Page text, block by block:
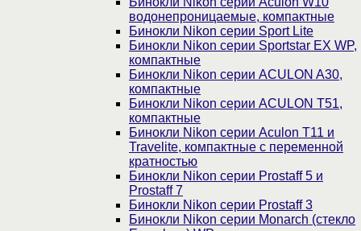
водонепроницаемые, компактные
Бинокли Nikon серии Sport Lite
Бинокли Nikon серии Sportstar EX WP,
компактные
Бинокли Nikon серии ACULON A30,
компактные
Бинокли Nikon серии ACULON Т51,
компактные
Бинокли Nikon серии Aculon T11 и
Travelite, компактные с переменной
кратностью
Бинокли Nikon серии Prostaff 5 и
Prostaff 7
Бинокли Nikon серии Prostaff 3
Бинокли Nikon серии Monarch (стекло